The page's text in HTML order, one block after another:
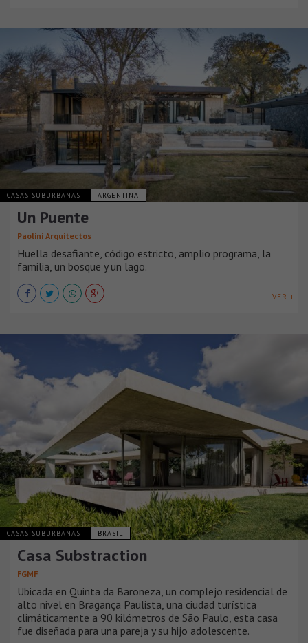
CASAS SUBURBANAS ARGENTINA
Un Puente
Paolini Arquitectos
Huella desafiante, código estricto, amplio programa, la
familia, un bosque y un lago.
VER +
CASAS SUBURBANAS BRASIL
Casa Substraction
FGMF
Ubicada en Quinta da Baroneza, un complejo residencial de
alto nivel en Bragança Paulista, una ciudad turística
climáticamente a 90 kilómetros de São Paulo, esta casa
fue diseñada para una pareja y su hijo adolescente.